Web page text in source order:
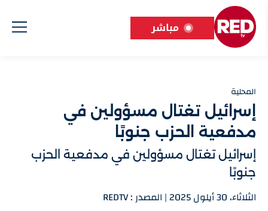
مباشر
المحلية
إسرائيل تغتال مسؤولين في
مدفعية الحزب جنوبًا
إسرائيل تغتال مسؤولين في مدفعية الحزب
جنوبًا
الثلاثاء، 30 أيلول 2025 | المصدر : REDTV